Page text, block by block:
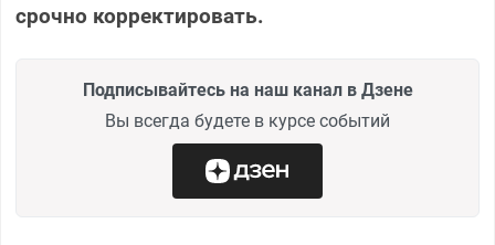
срочно корректировать.
Подписывайтесь на наш канал в Дзене
Вы всегда будете в курсе событий